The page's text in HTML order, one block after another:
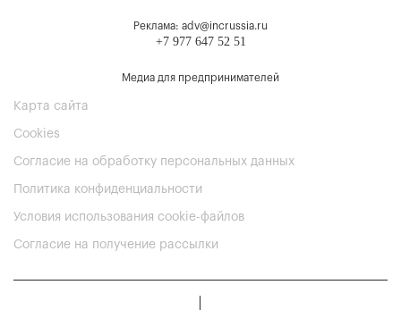
Реклама: adv@incrussia.ru
+7 977 647 52 51
Медиа для предпринимателей
Карта сайта
Cookies
Согласие на обработку персональных данных
Политика конфиденциальности
Условия использования cookie-файлов
Согласие на получение рассылки